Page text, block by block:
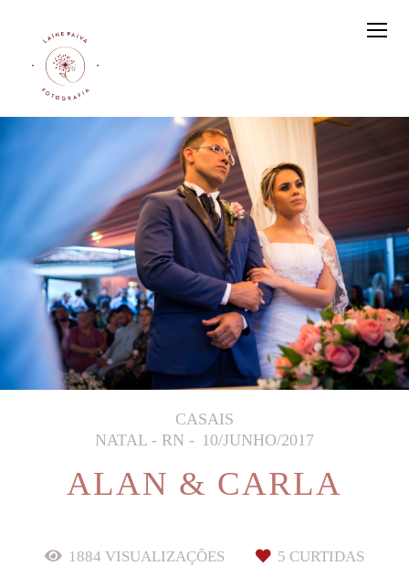
CASAIS
NATAL - RN
10/JUNHO/2017
ALAN & CARLA
1884 VISUALIZAÇÕES 5 CURTIDAS